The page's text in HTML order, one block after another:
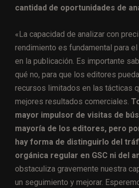
cantidad de oportunidades de
«La capacidad de analizar con
rendimiento es fundamental para
en la publicación. Es importante
qué no, para que los editores
recursos limitados en las tácticas
mejores resultados comerciales.
mayor impulsor de visitas de
mayoría de los editores, pero
hay forma de distinguirlo del
orgánica regular en GSC ni del
obstaculiza gravemente nuestra
un seguimiento y mejorar.